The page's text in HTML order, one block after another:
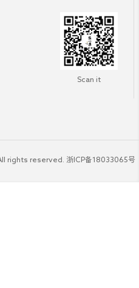
Scan it
rights reserved. 浙ICP备18033065号